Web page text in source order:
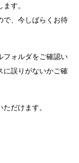
す。
で、今しばらくお待
フォルダをご確認い
に誤りがないかご確
だけます。